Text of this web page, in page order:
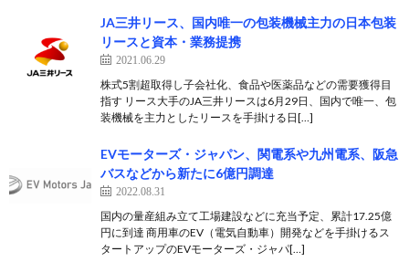
JA三井リース、国内唯一の包装機械主力の日本包装
リースと資本・業務提携
2021.06.29
株式5割超取得し子会社化、食品や医薬品などの需要獲得目
指す リース大手のJA三井リースは6月29日、国内で唯一、包
装機械を主力としたリースを手掛ける日[…]
EVモーターズ・ジャパン、関電系や九州電系、阪急
バスなどから新たに6億円調達
2022.08.31
国内の量産組み立て工場建設などに充当予定、累計17.25億
円に到達 商用車のEV（電気自動車）開発などを手掛けるス
タートアップのEVモーターズ・ジャパ[…]